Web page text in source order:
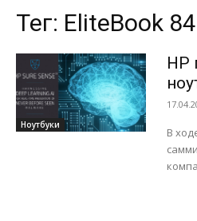
Тег: EliteBook
Ноутбуки
HP
В